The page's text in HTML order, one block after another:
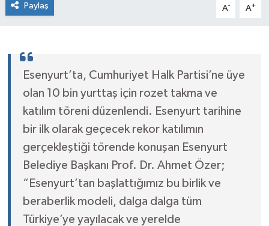
Paylaş A- A+
Esenyurt’ta, Cumhuriyet Halk Partisi’ne üye
olan 10 bin yurttaş için rozet takma ve
katılım töreni düzenlendi. Esenyurt tarihine
bir ilk olarak geçecek rekor katılımın
gerçekleştiği törende konuşan Esenyurt
Belediye Başkanı Prof. Dr. Ahmet Özer;
“Esenyurt’tan başlattığımız bu birlik ve
beraberlik modeli, dalga dalga tüm
Türkiye’ye yayılacak ve yerelde